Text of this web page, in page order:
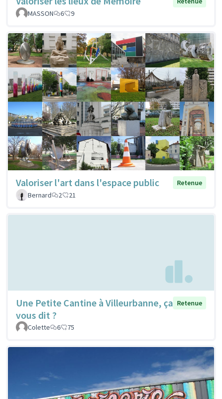
MASSON
6 9
Valoriser l'art dans l'espace public
Retenue
Bernard
2 21
Une Petite Cantine à Villeurbanne, ça
vous dit ?
Retenue
Colette 6 75